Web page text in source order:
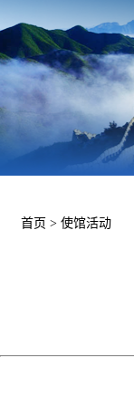
首页 > 使馆活动